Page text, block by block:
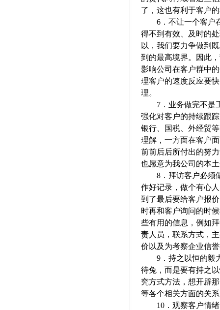
了，这也有利于客户
6． 不让一个客户
得不到有效、及时的
以，我们要力争做到
到的最高境界。因此
影响公司在客户群中
理客户的速度反应要
理。
7． 业务做完不是
强化对客户的持续跟
银行、国税、外经贸
理解，一方面在客户
前前后后所付出的努
也愿意为我公司的本
8． 拜访客户必须
作好记录，做个有心
到了最后要给客户报
时再和客户询问的时
些有用的信息，例如
责人员，联系方式，
价以及为考察企业信
9． 持之以恒的毅
待兔，而是要有持之
究方式方法，想开辟
等各个相关方面的关
10． 观察客户情